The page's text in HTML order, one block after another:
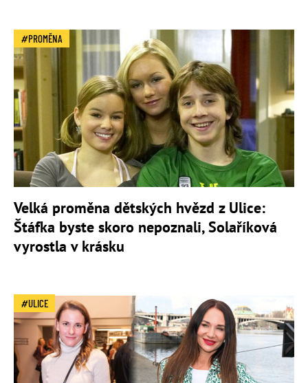
PROMĚNA
Velká proměna dětských hvězd z Ulice:
Štáfka byste skoro nepoznali, Solaříková
vyrostla v krásku
ULICE